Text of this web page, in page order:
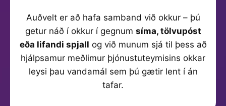
Auðvelt er að hafa samband við okkur – þú
getur náð í okkur í gegnum síma, tölvupóst
eða lifandi spjall og við munum sjá til þess að
hjálpsamur meðlimur þjónustuteymisins okkar
leysi þau vandamál sem þú gætir lent í án
tafar.